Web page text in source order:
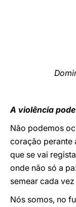
A violência
Não podemos
coração perante
que se vai
onde não só a
semear cada
Nós somos, no